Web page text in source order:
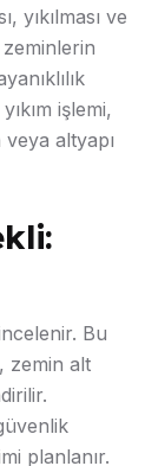
yıkılması ve
zeminlerin
işlemi,
altyapı
Bu
zemin alt
planlanır.